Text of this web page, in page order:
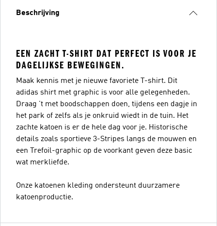
Beschrijving
EEN ZACHT T-SHIRT DAT PERFECT IS VOOR JE
DAGELIJKSE BEWEGINGEN.
Maak kennis met je nieuwe favoriete T-shirt. Dit
adidas shirt met graphic is voor alle gelegenheden.
Draag 't met boodschappen doen, tijdens een dagje in
het park of zelfs als je onkruid wiedt in de tuin. Het
zachte katoen is er de hele dag voor je. Historische
details zoals sportieve 3-Stripes langs de mouwen en
een Trefoil-graphic op de voorkant geven deze basic
wat merkliefde.
Onze katoenen kleding ondersteunt duurzamere
katoenproductie.